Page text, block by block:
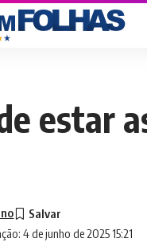
estar
4 de junho de 2025 15:21